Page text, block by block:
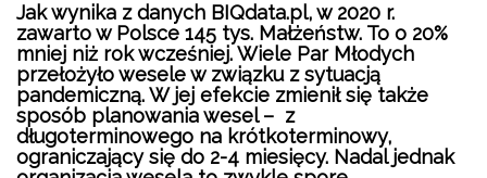
Jak wynika z danych BIQdata.pl, w 2020 r.
zawarto w Polsce 145 tys. Małżeństw. To o 20%
mniej niż rok wcześniej. Wiele Par Młodych
przełożyło wesele w związku z sytuacją
pandemiczną. W jej efekcie zmienił się także
sposób planowania wesel – z
długoterminowego na krótkoterminowy,
ograniczający się do 2-4 miesięcy. Nadal jednak